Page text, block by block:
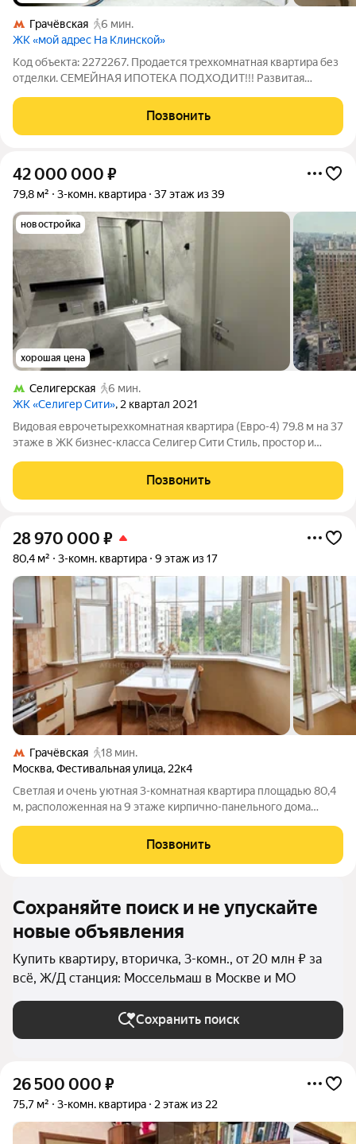
Грачёвская
6 мин.
ЖК «мой адрес На Клинской»
Код объекта: 2272267. Продается трехкомнатная квартира без
отделки. СЕМЕЙНАЯ ИПОТЕКА ПОДХОДИТ!!! Развитая
жизни. Рядом парк Грачевский. Пешая доступность от метро!
Первичные документы, без
Позвонить
42 000 000 ₽
79,8 м² 3-комн. квартира 37 этаж из 39
новостройка
хорошая цена
Селигерская
6 мин.
ЖК «Селигер Сити», 2 квартал 2021
Видовая еврочетырехкомнатная квартира (Евро-4) 79.8 м на 37
этаже в ЖК бизнес-класса Селигер Сити Стиль, простор и
евро 4-комнатная квартира площадью 79.8 кв.м в престижном
жилом комплексе
Позвонить
28 970 000 ₽
80,4 м² 3-комн. квартира 9 этаж из 17
Грачёвская
18 мин.
Москва,Фестивальная улица, 22к4
Светлая и очень уютная 3-комнатная квартира площадью 80,4
м, расположенная на 9 этаже кирпично-панельного дома
серий за счёт удачных планировок и высокого качества
строительства. Планировка и
Позвонить
Сохраняйте поиск и не упускайте
новые объявления
Купить квартиру, вторичка, 3-комн., от 20 млн ₽ за
всё, Ж/Д станция: Моссельмаш в Москве и МО
Сохранить поиск
26 500 000 ₽
75,7 м² 3-комн. квартира 2 этаж из 22